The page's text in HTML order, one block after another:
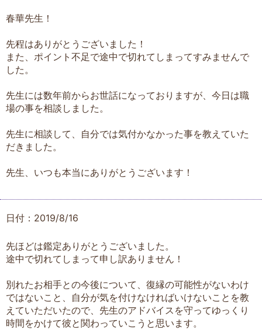
春華先生！
先程はありがとうございました！
また、ポイント不足で途中で切れてしまってすみませんで
した。
先生には数年前からお世話になっておりますが、今日は職
場の事を相談しました。
先生に相談して、自分では気付かなかった事を教えていた
だきました。
先生、いつも本当にありがとうございます！
日付：2019/8/16
先ほどは鑑定ありがとうございました。
途中で切れてしまって申し訳ありません！
別れたお相手との今後について、復縁の可能性がないわけ
ではないこと、自分が気を付けなければいけないことを教
えていただいたので、先生のアドバイスを守ってゆっくり
時間をかけて彼と関わっていこうと思います。